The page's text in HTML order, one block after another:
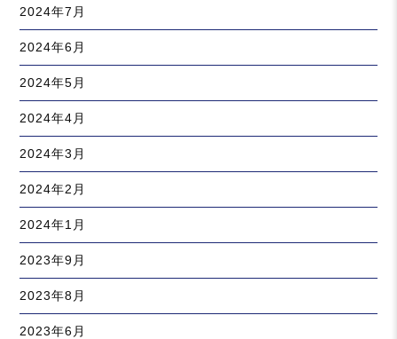
2024年7月
2024年6月
2024年5月
2024年4月
2024年3月
2024年2月
2024年1月
2023年9月
2023年8月
2023年6月